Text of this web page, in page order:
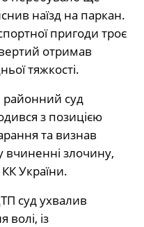
наїзд на паркан.
пригоди троє
отримав
тяжкості.
районний суд
з позицією
та визнав
злочину,
України.
суд ухвалив
волі, із